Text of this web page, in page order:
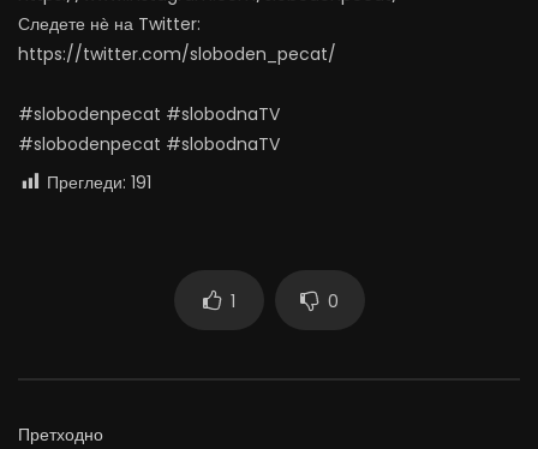
Следете нѐ на Twitter:
https://twitter.com/sloboden_pecat/
#slobodenpecat #slobodnaTV
#slobodenpecat #slobodnaTV
Прегледи: 191
1 0
Претходно